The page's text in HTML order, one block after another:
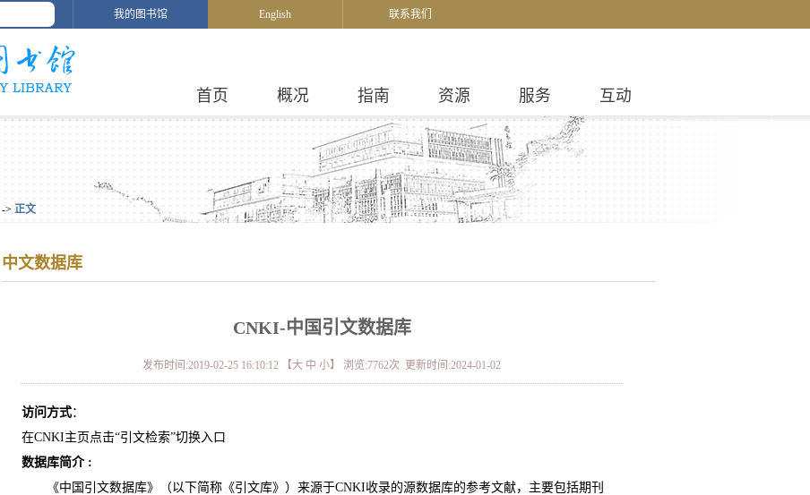
我的图书馆 English 联系我们
首页 概况 指南 资源 服务 互动
-> 正文
中文数据库
CNKI-中国引文数据库
发布时间:2019-02-25 16:10:12 【大 中 小】 浏览:7762次 更新时间:2024-01-02
访问方式：
在CNKI主页点击“引文检索”切换入口
数据库简介:
《中国引文数据库》（以下简称《引文库》）来源于CNKI收录的源数据库的参考文献，主要包括期刊